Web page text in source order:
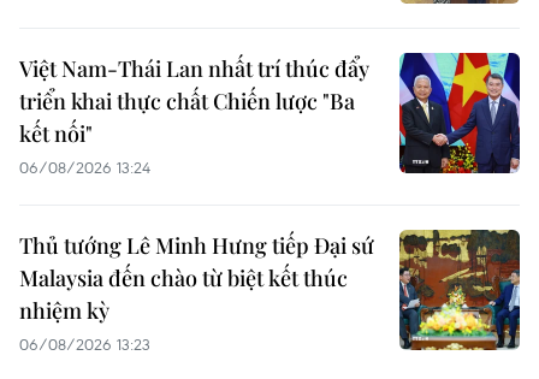
Việt Nam-Thái Lan nhất trí thúc đẩy
triển khai thực chất Chiến lược "Ba
kết nối"
06/08/2026 13:24
Thủ tướng Lê Minh Hưng tiếp Đại sứ
Malaysia đến chào từ biệt kết thúc
nhiệm kỳ
06/08/2026 13:23